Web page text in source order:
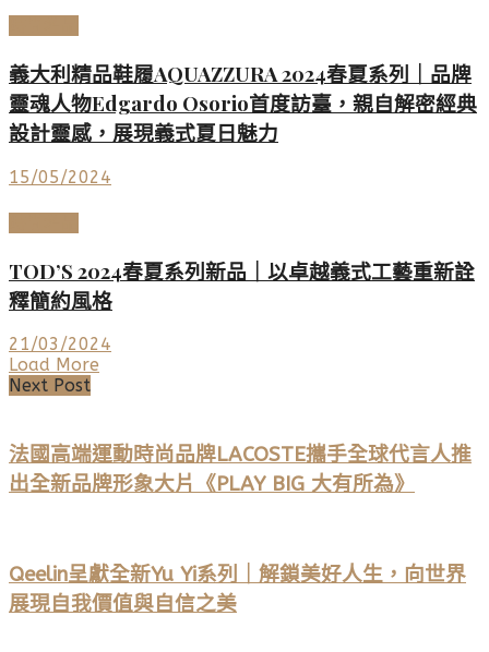
義大利精品鞋履AQUAZZURA 2024春夏系列｜品牌
靈魂人物Edgardo Osorio首度訪臺，親自解密經典
設計靈感，展現義式夏日魅力
15/05/2024
TOD’S 2024春夏系列新品｜以卓越義式工藝重新詮
釋簡約風格
21/03/2024
Load More
Next Post
法國高端運動時尚品牌LACOSTE攜手全球代言人推
出全新品牌形象大片《PLAY BIG 大有所為》
Qeelin呈獻全新Yu Yi系列｜解鎖美好人生，向世界
展現自我價值與自信之美